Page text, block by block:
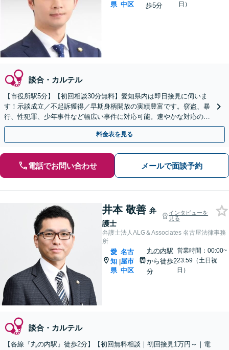
県 中区
歩5分
日）
談合・カルテル
【市役所駅5分】【初回相談30分無料】愛知県内は即日接見に伺いま
す！示談成立／不起訴獲得／早期身柄開放の実績豊富です。窃盗、暴
行、性犯罪、少年事件など幅広い事件に対応可能。速やかな対応のた
めにも、すぐにご相談ください【当日・土日祝対応可】
料金表を見る
電話でお問い合わせ メールで面談予約
井本 敬善 弁
護士
インタビューを
見る
弁護士法人ALG＆Associates 名古屋法律事務
所
愛
知
県
|
名古
屋市
中区
丸の内駅
から徒歩2
分
営業時間：00:00~
23:59（土日祝
日）
談合・カルテル
【各線『丸の内駅』徒歩2分】【初回無料相談｜初回接見1万円～｜電